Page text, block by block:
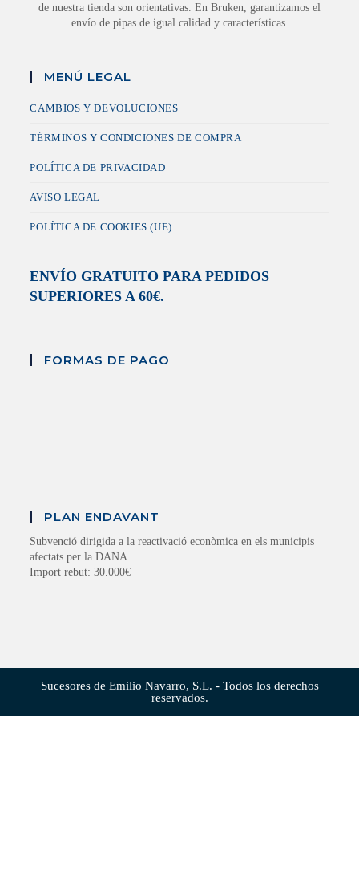
de nuestra tienda son orientativas. En Bruken, garantizamos el
envío de pipas de igual calidad y características.
MENÚ LEGAL
CAMBIOS Y DEVOLUCIONES
TÉRMINOS Y CONDICIONES DE COMPRA
POLÍTICA DE PRIVACIDAD
AVISO LEGAL
POLÍTICA DE COOKIES (UE)
ENVÍO GRATUITO PARA PEDIDOS
SUPERIORES A 60€.
FORMAS DE PAGO
PLAN ENDAVANT
Subvenció dirigida a la reactivació econòmica en els municipis
afectats per la DANA.
Import rebut: 30.000€
Sucesores de Emilio Navarro, S.L. - Todos los derechos
reservados.